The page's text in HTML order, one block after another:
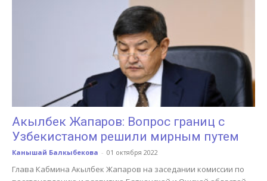
Акылбек Жапаров: Вопрос границ с
Узбекистаном решили мирным путем
Канышай Балкыбекова - 01 октября 2022
Глава Кабмина Акылбек Жапаров на заседании комиссии по